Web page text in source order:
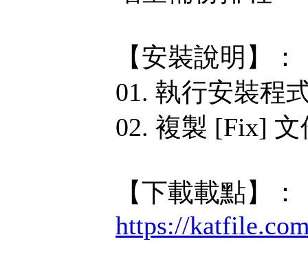
【安裝說明】：
01. 執行安裝程
02. 複製 [Fix]
【下載載點】：
https://